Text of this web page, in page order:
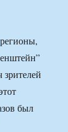
был